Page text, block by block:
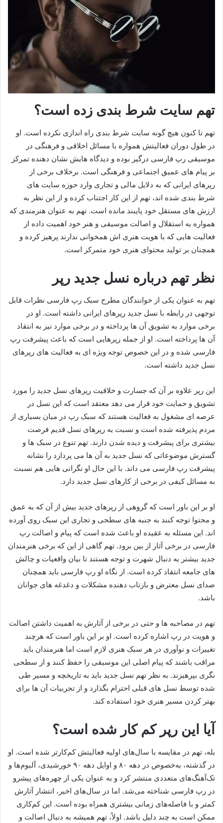
تهم سایت شرط بندی زده است؟
تهم تا کنون هیچ‌ گونه سایت شرط‌ بندی راه‌ اندازی نکرده است. او
در طول دوران فعالیتش همواره با مسائل اخلاقی و فرهنگی در
موسیقی رپ فارسی درگیر بوده و دیدگاه‌ هایش نشان‌ دهنده تمرکز
بر پیام‌ های عمیق اجتماعی و فرهنگی است. برخلاف برخی از
رپرهای ایرانی که به دلایل مالی و تجاری وارد حوزه سایت‌ های
شرط‌ بندی شده‌ اند، تهم از این کار اجتناب کرده و از این نظر به
ارزش‌ های مستقل خود پایبند مانده است. تهم به‌ عنوان هنرمندی که
همواره به استقلال و اصالت موسیقی و هنر خود اهمیت داده از
فعالیت‌ هایی که با هویت هنری‌ اش همخوانی ندارند پرهیز کرده و
همچنان بر تولید محتوای هنری خود متمرکز است.
نظر تهم درباره نسل جدید رپر
تهم به عنوان یکی از خوانندگان مطرح سبک رپ فارسی نظرات قابل
توجهی در رابطه با نسل جدید رپرهای ایرانی داشته است. او در
برخی موارد به تشویق آن ها پرداخته و در برخی موارد نیز به انتقاد
آن ها پرداخته است. او از جمله رپرهایی است که باعث پیشرفت رپ
فارسی شده و در این خصوص توجه ویژه ای به فعالیت های رپرهای
نسل جدید داشته است.
این رپر علاوه بر آن که جسارت و خلاقیت رپرهای نسل جدید را مورد
تشویق و حمایت خود قرار می دهد معتقد است که این نسل در
عرصه ای مشغول به فعالیت هستند که سبک رپ در میان بسیاری از
مردم پذیرفته شده است و نسبت به رپرهای نسل قدیم فرصت
بیشتری برای پیشرفت و دیده شدن دارند. تهم تنوع در سبک‌ ها و
گسترش موضوعاتی که نسل جدید به آن‌ ها می‌ پردازد را نشانه
پیشرفت رپ فارسی می‌ داند. با این حال او نگرانی‌ هایی هم نسبت
به مسائل کیفی در برخی از کارهای نسل جدید دارد.
او بر این باور است که گروهی از رپرهای جدید بیش از آن که به عمق
و محتوا توجه کنند به جنبه‌ های سطحی و تجاری این سبک روی آورده‌
اند. این مسئله به عقیده او باعث شده است که پیام و اصالت رپ
فارسی در برخی آثار از بین برود. تهم گاهی از این که برخی هنرمندان
جدید بیشتر به دنبال شهرت و توجه هستند تا بیان واقعیات و چالش‌
های جامعه انتقاد کرده است. از نگاه او رپ فارسی باید همچنان
صدای نسل معترض و بازتاب‌ دهنده مشکلات و دغدغه‌ های جوانان
باشد.
تهم در مصاحبه‌ ها و حتی در برخی از آثارش به اهمیت داشتن اصالت
و هویت در رپ اشاره کرده است. او بر این باور است که هرچند
تغییرات و نوآوری در هر سبک هنری لازم است اما هنرمندان باید
مراقب باشند که پیام اصلی این موسیقی را حفظ کنند و از سطحی‌
نگری بپرهیزند. به نظر تهم نسل جدید باید به تاریخچه و مسیر طی‌
شده توسط نسل‌ های قبلی احترام بگذارد و از تجربیات آن‌ ها برای
بهتر کردن مسیر هنری خود استفاده کند.
آیا این رپر کم کار شده است؟
بله، تهم در مقایسه با سال‌های اولیه فعالیتش کم‌کارتر شده است. او
در گذشته، به‌خصوص در دهه ۸۰ و اوایل دهه ۹۰ خورشیدی، آلبوم‌ها و
تک‌آهنگ‌های متعددی منتشر کرد و به عنوان یکی از چهره‌های پیشرو
در رپ فارسی شناخته می‌شد. اما در سال‌های اخیر، انتشار آثارش
کمتر و با فاصله‌های زمانی بیشتری همراه بوده است. این کم‌کاری
ممکن است به چند دلیل باشد. اولاً، تهم همیشه به دنبال اصالت و